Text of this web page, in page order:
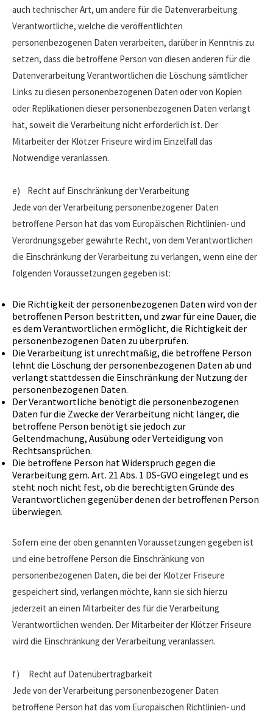
auch technischer Art, um andere für die Datenverarbeitung
Verantwortliche, welche die veröffentlichten
personenbezogenen Daten verarbeiten, darüber in Kenntnis zu
setzen, dass die betroffene Person von diesen anderen für die
Datenverarbeitung Verantwortlichen die Löschung sämtlicher
Links zu diesen personenbezogenen Daten oder von Kopien
oder Replikationen dieser personenbezogenen Daten verlangt
hat, soweit die Verarbeitung nicht erforderlich ist. Der
Mitarbeiter der Klötzer Friseure wird im Einzelfall das
Notwendige veranlassen.
e) Recht auf Einschränkung der Verarbeitung
Jede von der Verarbeitung personenbezogener Daten
betroffene Person hat das vom Europäischen Richtlinien- und
Verordnungsgeber gewährte Recht, von dem Verantwortlichen
die Einschränkung der Verarbeitung zu verlangen, wenn eine der
folgenden Voraussetzungen gegeben ist:
Die Richtigkeit der personenbezogenen Daten wird von der
betroffenen Person bestritten, und zwar für eine Dauer, die
es dem Verantwortlichen ermöglicht, die Richtigkeit der
personenbezogenen Daten zu überprüfen.
Die Verarbeitung ist unrechtmäßig, die betroffene Person
lehnt die Löschung der personenbezogenen Daten ab und
verlangt stattdessen die Einschränkung der Nutzung der
personenbezogenen Daten.
Der Verantwortliche benötigt die personenbezogenen
Daten für die Zwecke der Verarbeitung nicht länger, die
betroffene Person benötigt sie jedoch zur
Geltendmachung, Ausübung oder Verteidigung von
Rechtsansprüchen.
Die betroffene Person hat Widerspruch gegen die
Verarbeitung gem. Art. 21 Abs. 1 DS-GVO eingelegt und es
steht noch nicht fest, ob die berechtigten Gründe des
Verantwortlichen gegenüber denen der betroffenen Person
überwiegen.
Sofern eine der oben genannten Voraussetzungen gegeben ist
und eine betroffene Person die Einschränkung von
personenbezogenen Daten, die bei der Klötzer Friseure
gespeichert sind, verlangen möchte, kann sie sich hierzu
jederzeit an einen Mitarbeiter des für die Verarbeitung
Verantwortlichen wenden. Der Mitarbeiter der Klötzer Friseure
wird die Einschränkung der Verarbeitung veranlassen.
f) Recht auf Datenübertragbarkeit
Jede von der Verarbeitung personenbezogener Daten
betroffene Person hat das vom Europäischen Richtlinien- und